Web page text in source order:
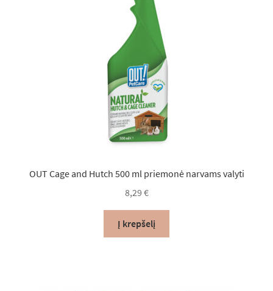
OUT Cage and Hutch 500 ml priemonė narvams valyti
8,29 €
Į krepšelį